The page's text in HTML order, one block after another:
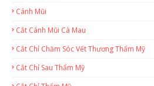
Cánh Mũi
Cắt Cánh Mũi Cà Mau
Cắt Chỉ Chăm Sóc Vết Thương Thẩm Mỹ
Cắt Chỉ Sau Thẩm Mỹ